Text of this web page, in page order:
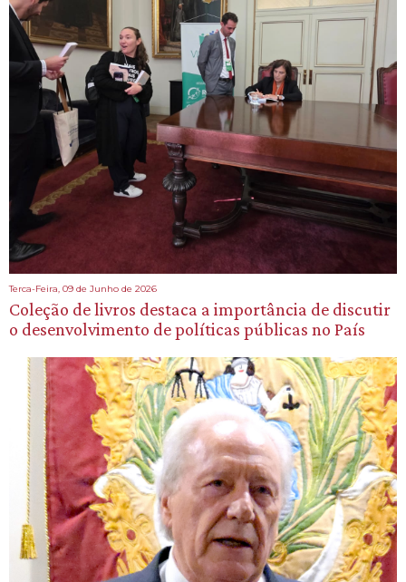
Terca-Feira, 09 de Junho de 2026
Coleção de livros destaca a importância de discutir
o desenvolvimento de políticas públicas no País